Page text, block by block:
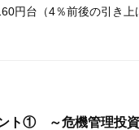
円台（4％前後の引き上
ト① ～危機管理投